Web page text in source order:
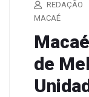
REDAÇÃO
MACAÉ
de